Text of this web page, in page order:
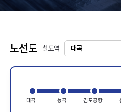
노선도 철도역
대곡 능곡 김포공항